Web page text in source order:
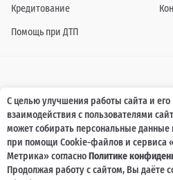
Кредитование
Помощь при ДТП
Информация о технических
гамме и стоимости автомобилей, а также
их проведения, указанных на сайте
характер и ни при каких условиях не
определяемой положениями пунктом 2
Российской Федерации. Для получения
специалистам
С целью улучшения работы сайта и его
взаимодействия с пользователями
может собирать персональные данные
при помощи Cookie-файлов и сервиса
Метрика» согласноПолитике
Продолжая работу с сайтом, Вы даёте